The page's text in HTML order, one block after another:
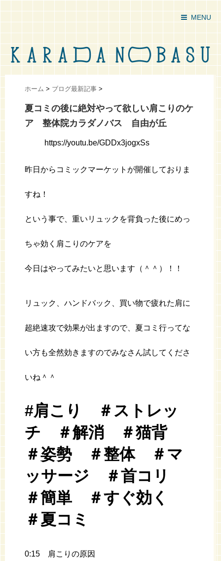
MENU
ホーム > ブログ最新記事 >
夏コミの後に絶対やって欲しい肩こりのケ
ア 整体院カラダノバス 自由が丘
https://youtu.be/GDDx3jogxSs
昨日からコミックマーケットが開催しておりま
すね！
という事で、重いリュックを背負った後にめっ
ちゃ効く肩こりのケアを
今日はやってみたいと思います（＾＾）！！
リュック、ハンドバック、買い物で疲れた肩に
超絶速攻で効果が出ますので、夏コミ行ってな
い方も全然効きますのでみなさん試してくださ
いね＾＾
#肩こり ＃ストレッ
チ ＃解消 ＃猫背
＃姿勢 ＃整体 ＃マ
ッサージ ＃首コリ
＃簡単 ＃すぐ効く
＃夏コミ
0:15 肩こりの原因